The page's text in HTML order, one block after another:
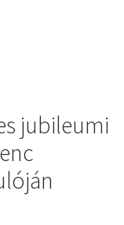
jubileumi